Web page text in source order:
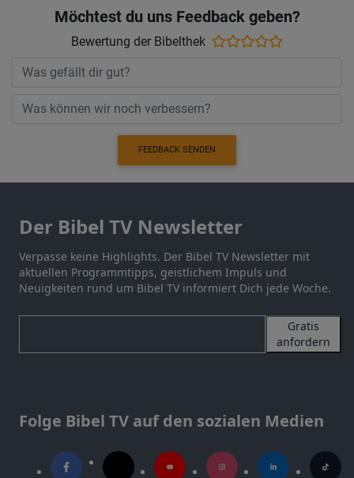
Möchtest du uns Feedback geben?
Bewertung der Bibelthek
FEEDBACK SENDEN
Der Bibel TV Newsletter
Verpasse keine Highlights. Der Bibel TV Newsletter mit
aktuellen Programmtipps, geistlichem Impuls und
Neuigkeiten rund um Bibel TV informiert Dich jede Woche.
Gratis
anfordern
Folge Bibel TV auf den sozialen Medien